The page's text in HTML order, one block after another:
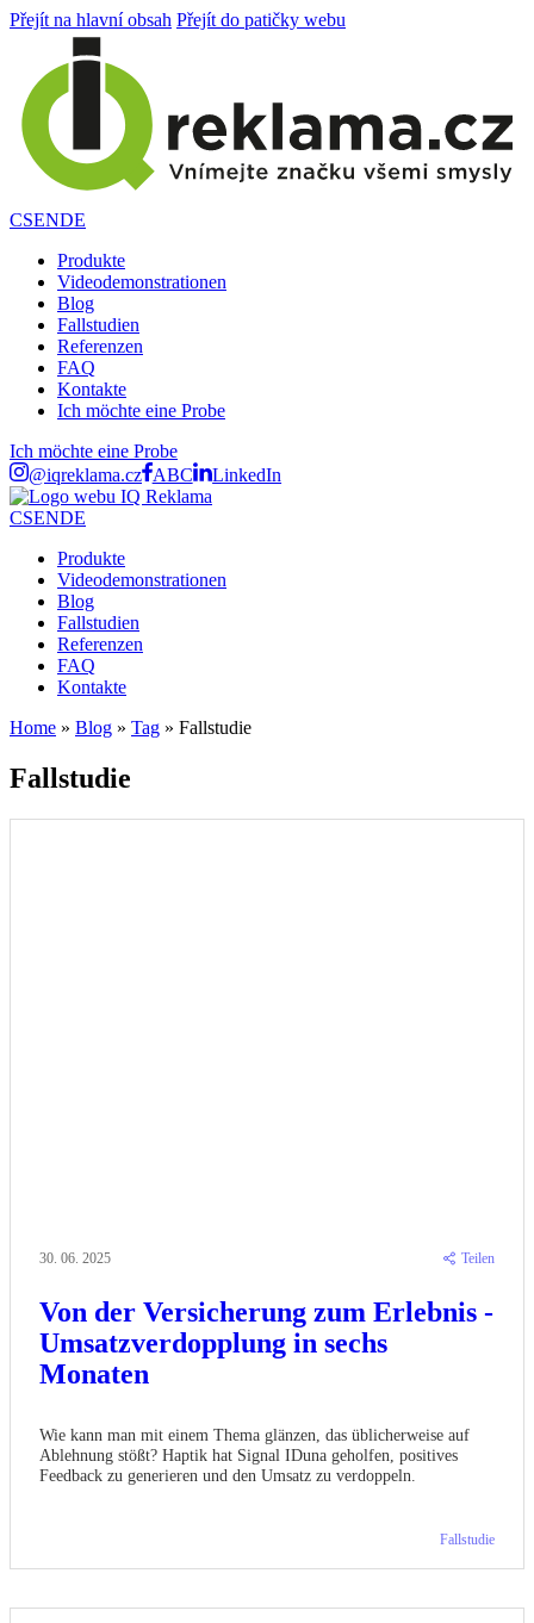
Přejít na hlavní obsah Přejít do patičky webu
CSENDE
Produkte
Videodemonstrationen
Blog
Fallstudien
Referenzen
FAQ
Kontakte
Ich möchte eine Probe
Ich möchte eine Probe
@iqreklama.cz ABC LinkedIn
CSENDE
Produkte
Videodemonstrationen
Blog
Fallstudien
Referenzen
FAQ
Kontakte
Home » Blog » Tag » Fallstudie
Fallstudie
Von der Versicherung zum Erlebnis -
Umsatzverdopplung in sechs
Monaten
30. 06. 2025
Wie kann man mit einem Thema glänzen, das üblicherweise auf
Ablehnung stößt? Haptik hat Signal IDuna geholfen, positives
Feedback zu generieren und den Umsatz zu verdoppeln.
Fallstudie
Teilen